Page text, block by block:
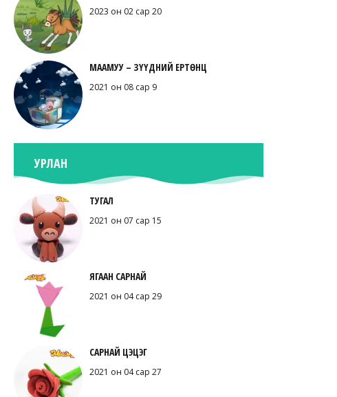
2023 он 02 сар 20
МААМУУ – ЗҮҮДНИЙ ЕРТӨНЦ
2021 он 08 сар 9
УРЛАН
ТУГАЛ
2021 он 07 сар 15
ЯГААН САРНАЙ
2021 он 04 сар 29
САРНАЙ ЦЭЦЭГ
2021 он 04 сар 27